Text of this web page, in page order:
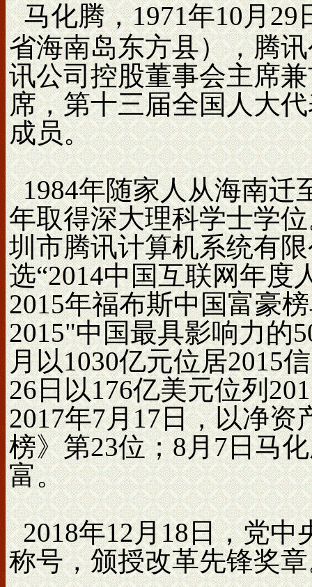
马化腾，1971年10月
省海南岛东方县），腾
讯公司控股董事会主席
席，第十三届全国人大
成员。
1984年随家人从海南迁
年取得深大理科学士学
圳市腾讯计算机系统有
选“2014中国互联网年度
2015年福布斯中国富豪
2015"中国最具影响力的
月以1030亿元位居2015
26日以176亿美元位列
2017年7月17日，以净
榜》第23位；8月7日马
富。
2018年12月18日，党中
称号，颁授改革先锋奖